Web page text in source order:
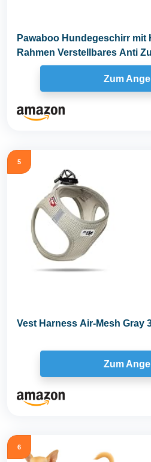
Pawaboo Hundegeschirr mit
Rahmen Verstellbares Anti
Hund...
Zum
5
Vest Harness Air-Mesh Gray
Zum
6